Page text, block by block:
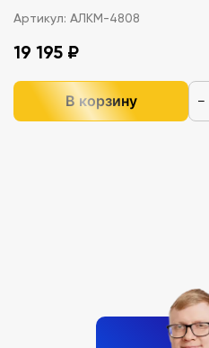
Артикул: АЛКМ-4808
19 195 ₽
В корзину −